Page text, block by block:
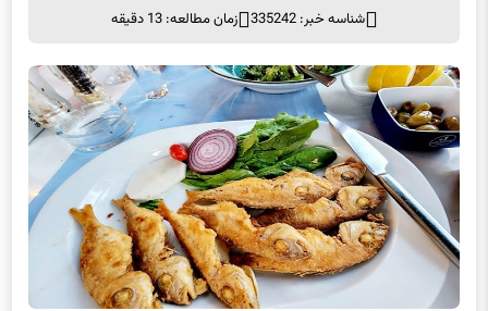
شناسه خبر: 335242
زمان مطالعه: 13 دقیقه